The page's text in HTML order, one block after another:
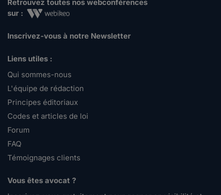
Retrouvez toutes nos webconférences
sur :
Inscrivez-vous à notre Newsletter
Liens utiles :
Qui sommes-nous
L'équipe de rédaction
Principes éditoriaux
Codes et articles de loi
Forum
FAQ
Témoignages clients
Vous êtes avocat ?